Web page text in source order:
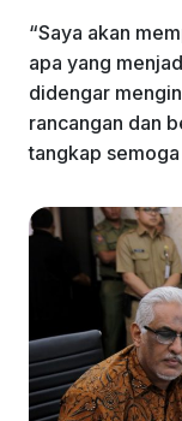
“Saya akan
apa yang
didengar
rancangan dan
tangkap